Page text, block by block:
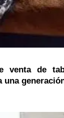
venta de
una